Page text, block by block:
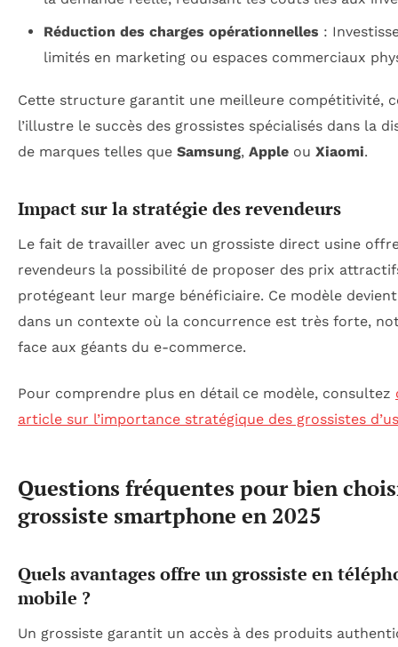
Réduction des charges opérationnelles :
limités en marketing ou espaces commerciaux
Cette structure garantit une meilleure compétitivité,
l’illustre le succès des grossistes spécialisés dans la
de marques telles que Samsung, Apple ou Xiaomi.
Impact sur la stratégie des revendeurs
Le fait de travailler avec un grossiste direct usine
revendeurs la possibilité de proposer des prix
protégeant leur marge bénéficiaire. Ce modèle
dans un contexte où la concurrence est très forte,
face aux géants du e-commerce.
Pour comprendre plus en détail ce modèle, consultez
article sur l’importance stratégique des grossistes
Questions fréquentes pour bien
grossiste smartphone en 2025
Quels avantages offre un grossiste en
mobile ?
Un grossiste garantit un accès à des produits